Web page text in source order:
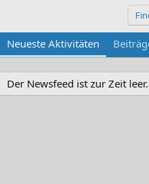
Neueste Aktivitäten
Der Newsfeed ist zur Zeit leer.